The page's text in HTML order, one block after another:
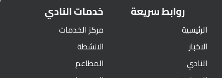
روابط سريعة
الرئيسية
الاخبار
النادي
خدمات النادي
مركز الخدمات
الانشطة
المطاعم